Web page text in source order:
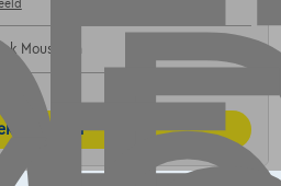
Mouscron
wagen